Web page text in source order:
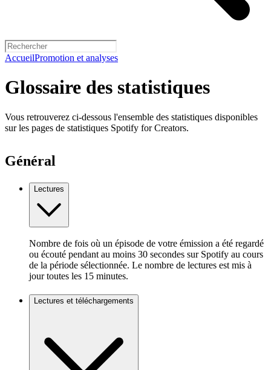
AccueilPromotion et analyses
Glossaire des statistiques
Vous retrouverez ci-dessous l'ensemble des statistiques disponibles
sur les pages de statistiques Spotify for Creators.
Général
Lectures
Nombre de fois où un épisode de votre émission a été regardé
ou écouté pendant au moins 30 secondes sur Spotify au cours
de la période sélectionnée. Le nombre de lectures est mis à
jour toutes les 15 minutes.
Lectures et téléchargements